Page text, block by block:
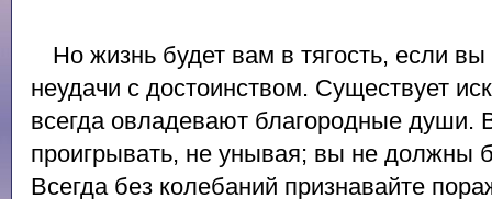
Но жизнь будет вам в тягость, если вы
неудачи с достоинством. Существует
всегда овладевают благородные
проигрывать, не унывая; вы не должны
Всегда без колебаний признавайте